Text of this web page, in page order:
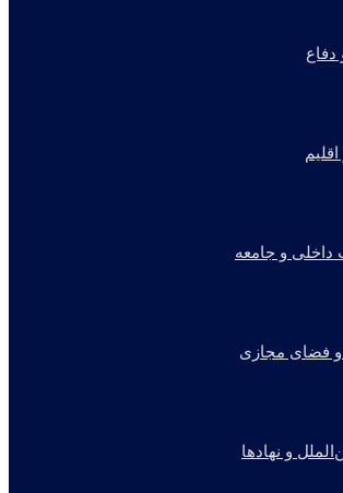
دفاع
و جامعه
و فضای مجازی
و نهادها